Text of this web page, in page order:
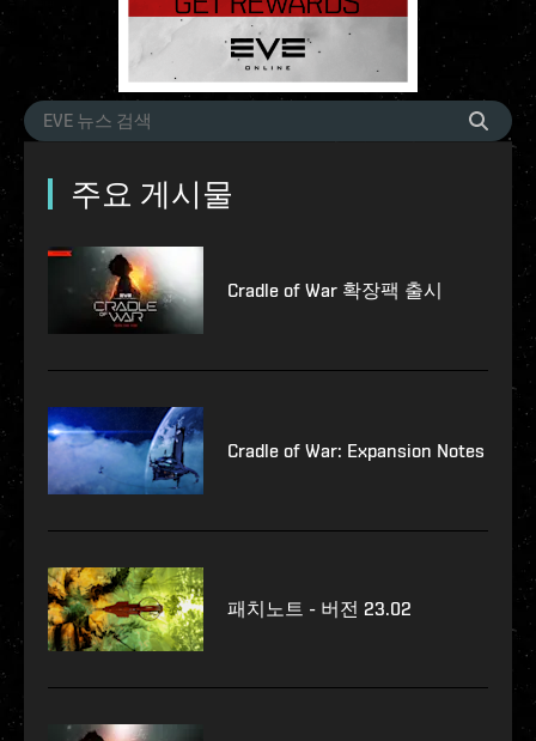
주요 게시물
Cradle of War 확장팩 출시
Cradle of War: Expansion Notes
패치노트 - 버전 23.02